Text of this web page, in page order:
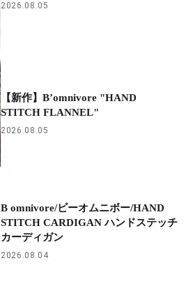
2026.08.05
【新作】B’omnivore "HAND
STITCH FLANNEL"
2026.08.05
B omnivore/ビーオムニボー/HAND
STITCH CARDIGAN ハンドステッチ
カーディガン
2026.08.04